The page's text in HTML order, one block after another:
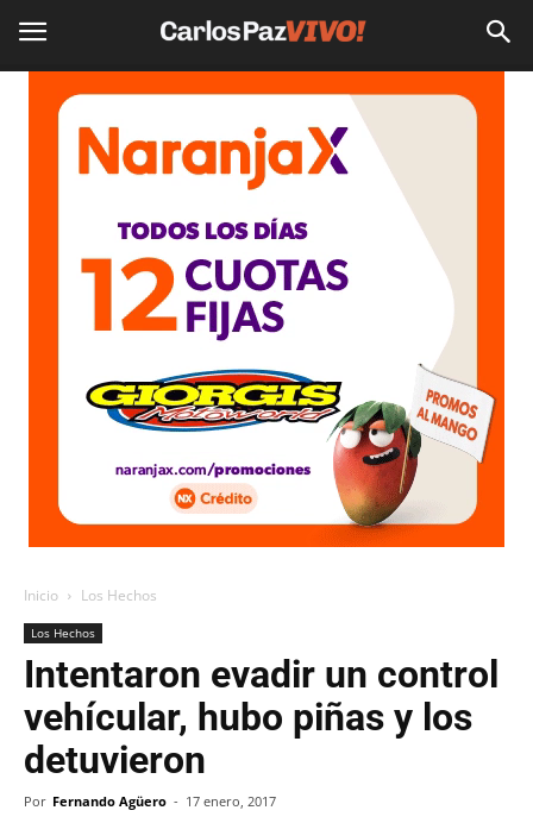
Inicio Los Hechos
Los Hechos
Intentaron evadir un control
vehícular, hubo piñas y los
detuvieron
Por Fernando Agüero - 17 enero, 2017